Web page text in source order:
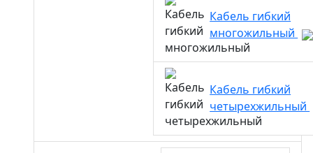
Кабель гибкий
многожильный
Кабель гибкий
четырехжильный